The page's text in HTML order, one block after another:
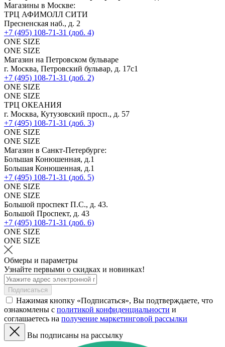
Магазины в Москве:
ТРЦ АФИМОЛЛ СИТИ
Пресненская наб., д. 2
+7 (495) 108-71-31 (доб. 4)
ONE SIZE
ONE SIZE
Магазин на Петровском бульваре
г. Москва, Петровский бульвар, д. 17с1
+7 (495) 108-71-31 (доб. 2)
ONE SIZE
ONE SIZE
ТРЦ ОКЕАНИЯ
г. Москва, Кутузовский просп., д. 57
+7 (495) 108-71-31 (доб. 3)
ONE SIZE
ONE SIZE
Магазин в Санкт-Петербурге:
Большая Конюшенная, д.1
Большая Конюшенная, д.1
+7 (495) 108-71-31 (доб. 5)
ONE SIZE
ONE SIZE
Большой проспект П.С., д. 43.
Большой Проспект, д. 43
+7 (495) 108-71-31 (доб. 6)
ONE SIZE
ONE SIZE
Обмеры и параметры
Узнайте первыми о скидках и новинках!
Подписаться
Нажимая кнопку «Подписаться», Вы подтверждаете, что
ознакомлены с политикой конфиденциальности и
соглашаетесь на получение маркетинговой рассылки
Вы подписаны на рассылку